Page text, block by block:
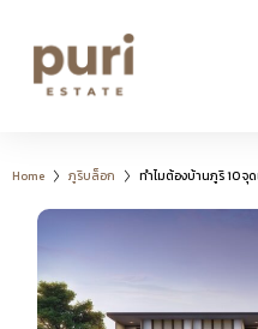
You are here:
Home ภูริบล็อก ทำไมต้องบ้านภูริ 10 จุ